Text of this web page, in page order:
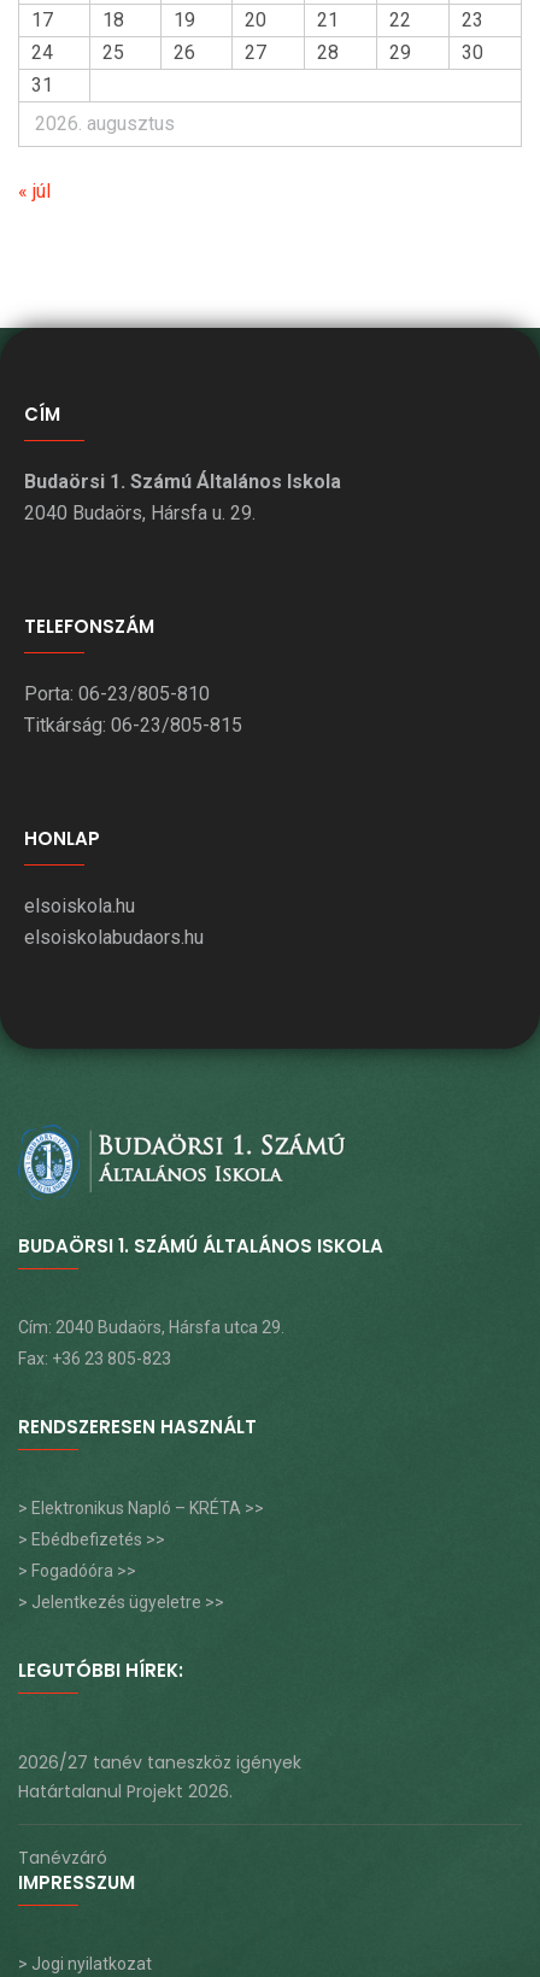
2026. augusztus
17
18 19 20 21 22
23
24
25 26 27 28 29
30
31
« júl
CÍM
Budaörsi 1. Számú Általános Iskola
2040 Budaörs, Hársfa u. 29.
TELEFONSZÁM
Porta: 06-23/805-810
Titkárság: 06-23/805-815
HONLAP
elsoiskola.hu
elsoiskolabudaors.hu
BUDAÖRSI 1. SZÁMÚ ÁLTALÁNOS ISKOLA
Cím: 2040 Budaörs, Hársfa utca 29.
Fax: +36 23 805-823
RENDSZERESEN HASZNÁLT
> Elektronikus Napló – KRÉTA >>
> Ebédbefizetés >>
> Fogadóóra >>
> Jelentkezés ügyeletre >>
LEGUTÓBBI HÍREK:
2026/27 tanév taneszköz igények
Határtalanul Projekt 2026.
Tanévzáró
IMPRESSZUM
> Jogi nyilatkozat